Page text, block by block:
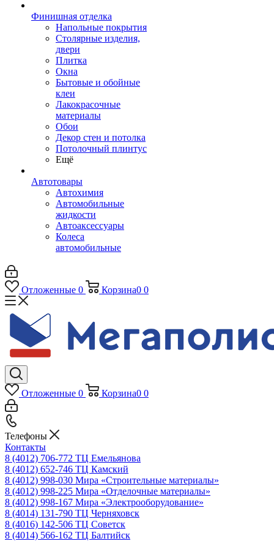
Финишная отделка
Напольные покрытия
Столярные изделия,
двери
Плитка
Окна
Бытовые и обойные
клеи
Лакокрасочные
материалы
Обои
Декор стен и потолка
Потолочный плинтус
Ещё
Автотовары
Автохимия
Автомобильные
жидкости
Автоаксессуары
Колеса
автомобильные
Отложенные 0 Корзина0 0
Отложенные 0 Корзина0 0
Телефоны
Контакты
8 (4012) 706-772 ТЦ Емельянова
8 (4012) 652-746 ТЦ Камский
8 (4012) 998-030 Мира «Строительные материалы»
8 (4012) 998-225 Мира «Отделочные материалы»
8 (4012) 998-167 Мира «Электрооборудование»
8 (4014) 131-790 ТЦ Черняховск
8 (4016) 142-506 ТЦ Советск
8 (4014) 566-162 ТЦ Балтийск